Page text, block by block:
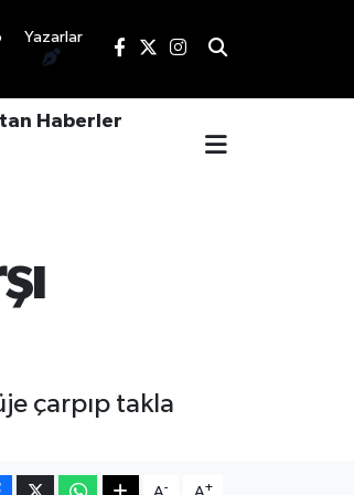
Yazarlar
Haberler
çarpıp takla
- +